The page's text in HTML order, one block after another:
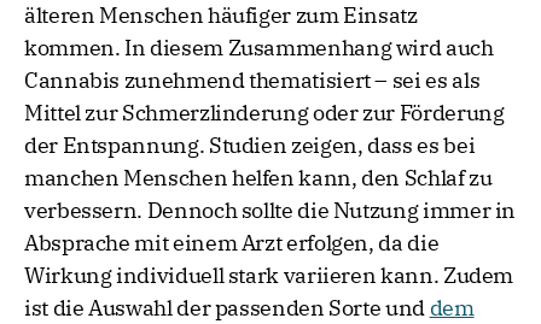
älteren Menschen häufiger zum Einsatz
kommen. In diesem Zusammenhang wird auch
Cannabis zunehmend thematisiert – sei es als
Mittel zur Schmerzlinderung oder zur Förderung
der Entspannung. Studien zeigen, dass es bei
manchen Menschen helfen kann, den Schlaf zu
verbessern. Dennoch sollte die Nutzung immer in
Absprache mit einem Arzt erfolgen, da die
Wirkung individuell stark variieren kann. Zudem
ist die Auswahl der passenden Sorte und dem